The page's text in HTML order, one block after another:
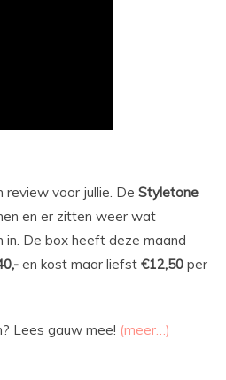
review voor jullie. De Styletone
en er zitten weer wat
in. De box heeft deze maand
en kost maar liefst €12,50 per
Lees gauw mee! (meer…)